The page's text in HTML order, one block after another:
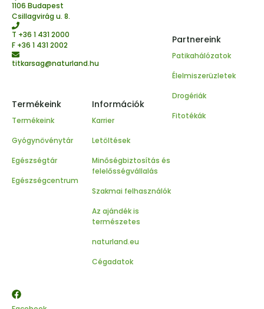
1106 Budapest
Csillagvirág u. 8.
T +36 1 431 2000
F +36 1 431 2002
titkarsag@naturland.hu
Termékeink
Termékeink
Gyógynövénytár
Egészségtár
Egészségcentrum
Információk
Karrier
Letöltések
Minőségbiztosítás és
felelősségvállalás
Szakmai felhasználók
Az ajándék is
természetes
naturland.eu
Cégadatok
Partnereink
Patikahálózatok
Élelmiszerüzletek
Drogériák
Fitotékák